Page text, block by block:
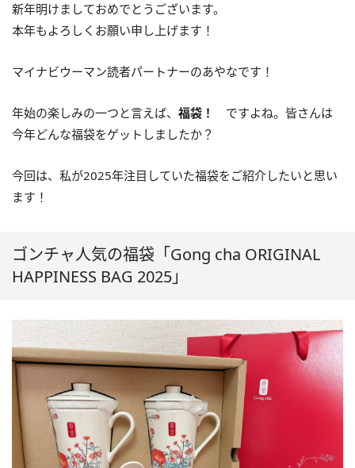
新年明けましておめでとうございます。
本年もよろしくお願い申し上げます！
マイナビウーマン読者パートナーのあやなです！
年始の楽しみの一つと言えば、 福袋！
ですよね。皆さんは
今年どんな福袋をゲットしましたか？
今回は、私が2025年注目していた福袋をご紹介したいと思い
ます！
ゴンチャ人気の福袋「Gong cha ORIGINAL
HAPPINESS BAG 2025」